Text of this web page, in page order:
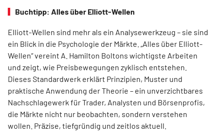
Buchtipp: Alles über Elliott-Wellen
Elliott-Wellen sind mehr als ein Analysewerkzeug – sie sind
ein Blick in die Psychologie der Märkte. „Alles über Elliott-
Wellen“ vereint A. Hamilton Boltons wichtigste Arbeiten
und zeigt, wie Preisbewegungen zyklisch entstehen.
Dieses Standardwerk erklärt Prinzipien, Muster und
praktische Anwendung der Theorie – ein unverzichtbares
Nachschlagewerk für Trader, Analysten und Börsenprofis,
die Märkte nicht nur beobachten, sondern verstehen
wollen. Präzise, tiefgründig und zeitlos aktuell.